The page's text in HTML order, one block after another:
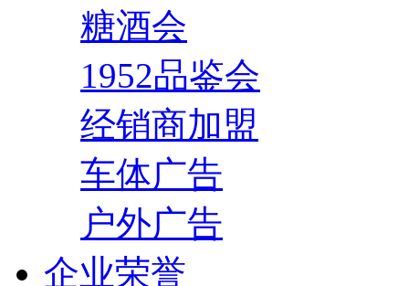
糖酒会
1952品鉴会
经销商加盟
车体广告
户外广告
企业荣誉